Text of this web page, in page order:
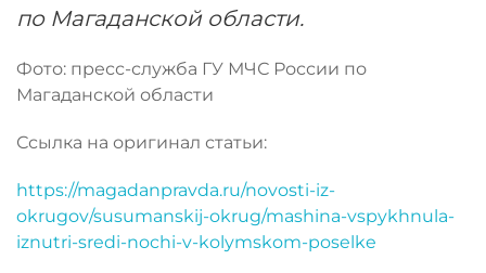
по Магаданской области.
Фото: пресс-служба ГУ МЧС России по
Магаданской области
Ссылка на оригинал статьи:
https://magadanpravda.ru/novosti-iz-
okrugov/susumanskij-okrug/mashina-vspykhnula-
iznutri-sredi-nochi-v-kolymskom-poselke